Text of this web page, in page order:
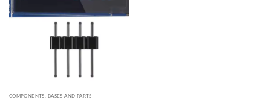
COMPONENTS, BASES AND PARTS